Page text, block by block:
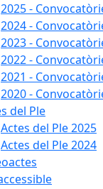
2025 -
2024 -
2023 -
2022 -
2021 -
2020 -
del Ple
Actes del Ple 2025
Actes del Ple 2024